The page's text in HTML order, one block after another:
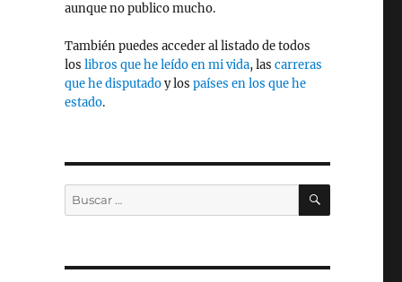
aunque no publico mucho.
También puedes acceder al listado de todos
los libros que he leído en mi vida, las carreras
que he disputadoy los países en los que he
estado.
Buscar
por:
BUSCAR